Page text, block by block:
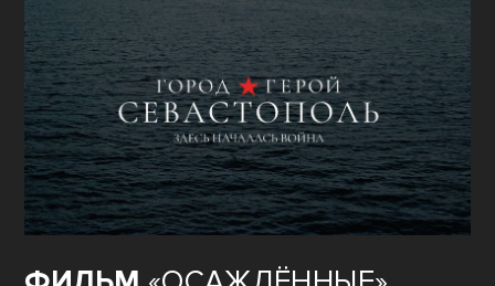
ФИЛЬМ«ГОРОД-ГЕРОЙ
СЕВАСТОПОЛЬ»